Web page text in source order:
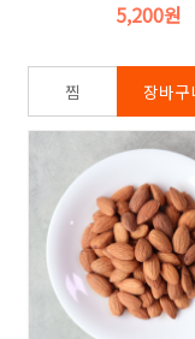
5,200원